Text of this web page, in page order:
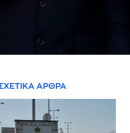
ΑΡΘΡΑ